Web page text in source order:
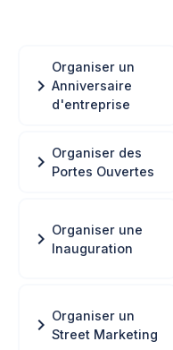
chevron_right
Organiser un
Anniversaire
d'entreprise
chevron_right Organiser des
Portes Ouvertes
chevron_right Organiser une
Inauguration
chevron_right Organiser un
Street Marketing